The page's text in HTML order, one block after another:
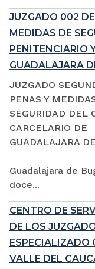
JUZGADO 002
MEDIDAS DE
PENITENCIARIO
GUADALAJARA
JUZGADO
PENAS Y
SEGURIDAD DEL
CARCELARIO DE
GUADALAJARA
Guadalajara de
doce...
CENTRO DE
DE LOS
ESPECIALIZADO
VALLE DEL